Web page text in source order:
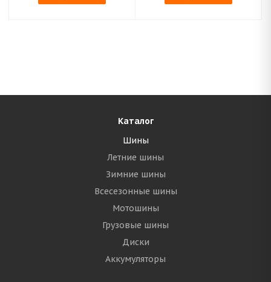
Каталог
Шины
Летние шины
Зимние шины
Всесезонные шины
Мотошины
Грузовые шины
Диски
Аккумуляторы